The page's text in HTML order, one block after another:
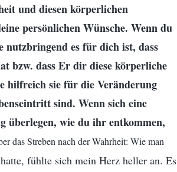
und diesen körperlichen
persönlichen Wünsche. Wenn du
nutzbringend es für dich ist, dass
bzw. dass Er dir diese körperliche
hilfreich sie für die Veränderung
sind. Wenn sich eine
wie du ihr entkommen,
das Streben nach der Wahrheit: Wie man
fühlte sich mein Herz heller an. Es